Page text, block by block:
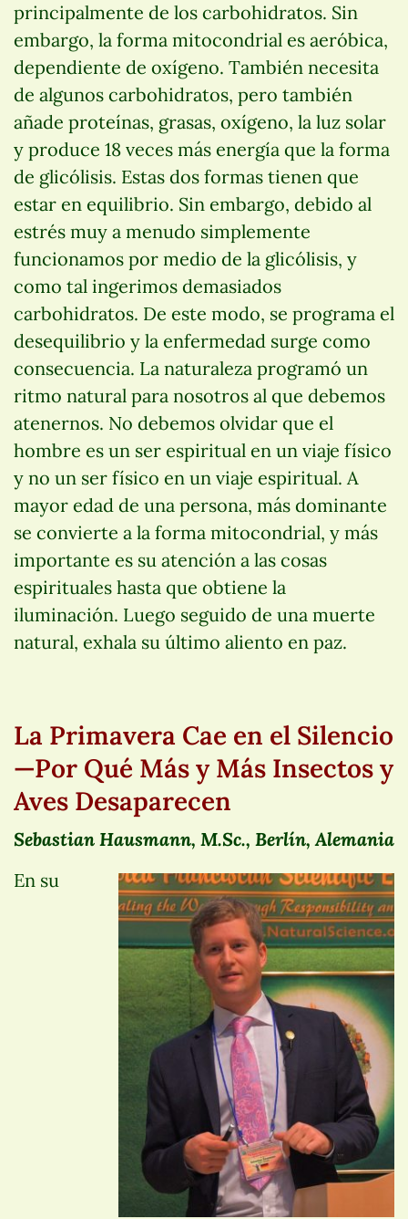
principalmente de los carbohidratos. Sin
embargo, la forma mitocondrial es aeróbica,
dependiente de oxígeno. También necesita
de algunos carbohidratos, pero también
añade proteínas, grasas, oxígeno, la luz solar
y produce 18 veces más energía que la forma
de glicólisis. Estas dos formas tienen que
estar en equilibrio. Sin embargo, debido al
estrés muy a menudo simplemente
funcionamos por medio de la glicólisis, y
como tal ingerimos demasiados
carbohidratos. De este modo, se programa el
desequilibrio y la enfermedad surge como
consecuencia. La naturaleza programó un
ritmo natural para nosotros al que debemos
atenernos. No debemos olvidar que el
hombre es un ser espiritual en un viaje físico
y no un ser físico en un viaje espiritual. A
mayor edad de una persona, más dominante
se convierte a la forma mitocondrial, y más
importante es su atención a las cosas
espirituales hasta que obtiene la
iluminación. Luego seguido de una muerte
natural, exhala su último aliento en paz.
La Primavera Cae en el Silencio
—Por Qué Más y Más Insectos y
Aves Desaparecen
Sebastian Hausmann, M.Sc., Berlín, Alemania
En su